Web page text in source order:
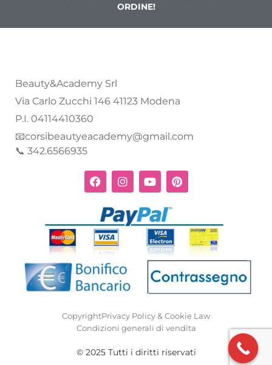
ORDINE!
Beauty&Academy Srl
Via Carlo Zucchi 146 41123 Modena
P.I. 04114410360
📧corsibeautyeacademy@gmail.com
📞 342.6566935
CopyrightPrivacy Policy & Cookie Law
Condizioni generali di vendita
© 2025 Tutti i diritti riservati